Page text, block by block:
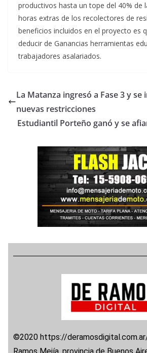
productivos hasta un tope del 40% de
horas extras de los recolectores de
beneficios incluidos en el proyecto es
deducir de Ganancias herramientas
trabajadores asalariados.
La Matanza ingresó a Fase 3 y se
nuevas restricciones
Estudiantil Porteño ganó y se
©2020 https://
Ramos Mejía, provincia de Buenos